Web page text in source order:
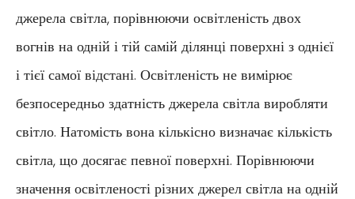
джерела світла, порівнюючи освітленість двох
вогнів на одній і тій самій ділянці поверхні з однієї
і тієї самої відстані. Освітленість не вимірює
безпосередньо здатність джерела світла виробляти
світло. Натомість вона кількісно визначає кількість
світла, що досягає певної поверхні. Порівнюючи
значення освітленості різних джерел світла на одній